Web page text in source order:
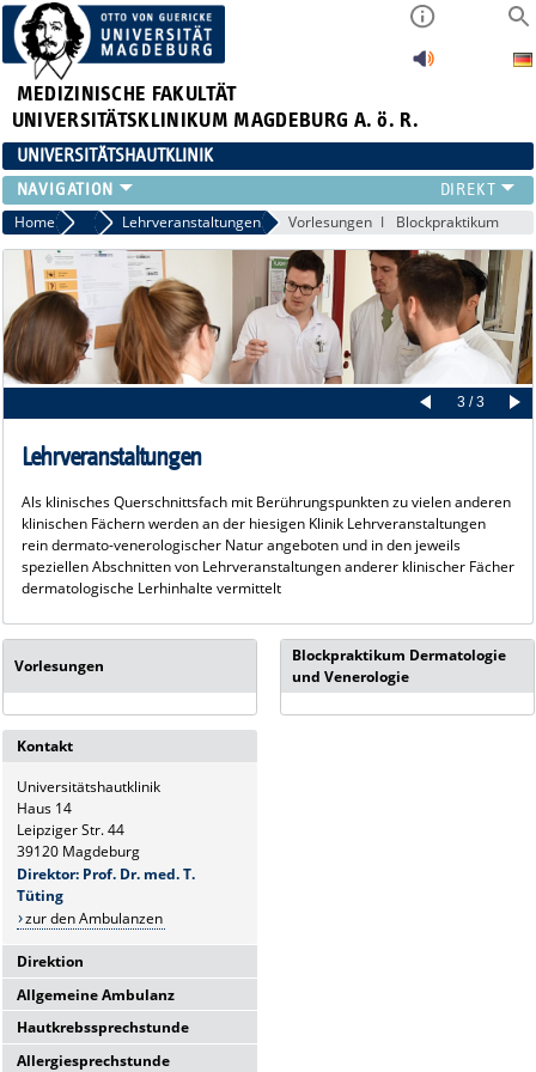
MEDIZINISCHE FAKULTÄT
UNIVERSITÄTSKLINIKUM MAGDEBURG A. ö. R.
UNIVERSITÄTSHAUTKLINIK
FÜR PATIENTEN
ÜBER UNS
FÜR ÄRZTE
HAUTTUMORZENTRUM
LEHRE & FORSCHUNG
Home Studium und Lehre
Lehrveranstaltungen Vorlesungen Blockpraktikum
3 / 3
Lehrveranstaltungen
Als klinisches Querschnittsfach mit Berührungspunkten zu vielen anderen
klinischen Fächern werden an der hiesigen Klinik Lehrveranstaltungen
rein dermato-venerologischer Natur angeboten und in den jeweils
speziellen Abschnitten von Lehrveranstaltungen anderer klinischer Fächer
dermatologische Lerhinhalte vermittelt
Vorlesungen
Blockpraktikum Dermatologie
und Venerologie
Kontakt
Universitätshautklinik
Haus 14
Leipziger Str. 44
39120 Magdeburg
Direktor: Prof. Dr. med. T.
Tüting
zur den Ambulanzen
Allgemeine Ambulanz
Sie erreichen uns telefonisch Mo-
Fr.:
Hautkrebssprechstunde
Allergiesprechstunde
Direktion
Universitätshautklinik
Haus 14
Leipziger Str. 44
39120 Magdeburg